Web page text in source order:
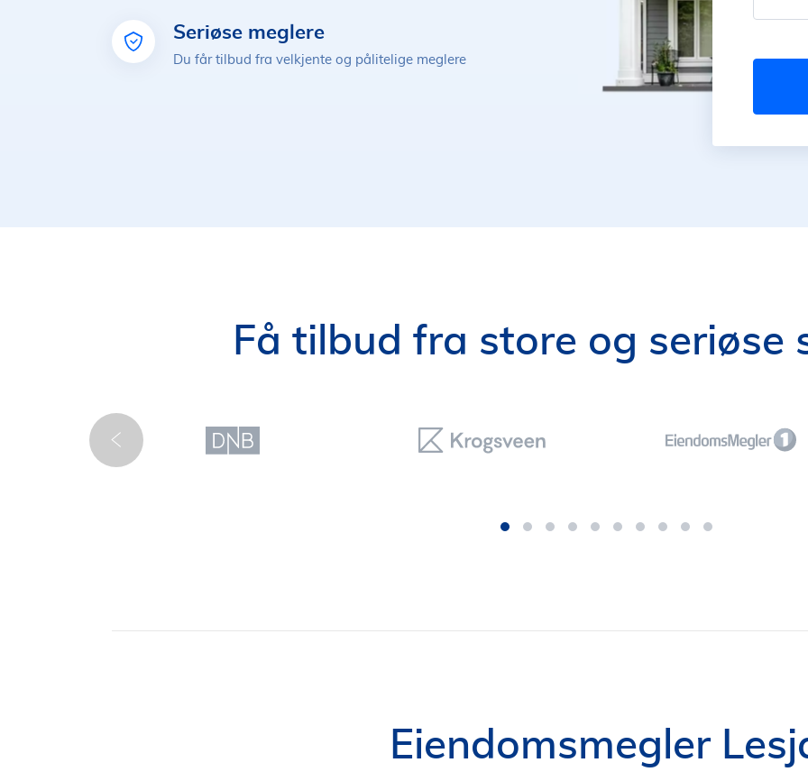
Seriøse meglere
Du får tilbud fra velkjente og pålitelige meglere
Få tilbud fra store og seriøse
Eiendomsmegler